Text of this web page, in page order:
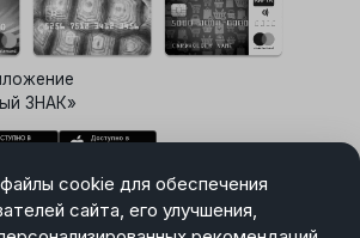
cookie для обеспечения
сайта, его улучшения,
ЗНАК»
настроек Cookie